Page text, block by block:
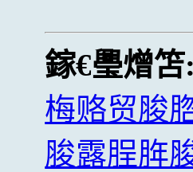
鎵€璺熷笘:
梅赂贸脧
脧露脭脌